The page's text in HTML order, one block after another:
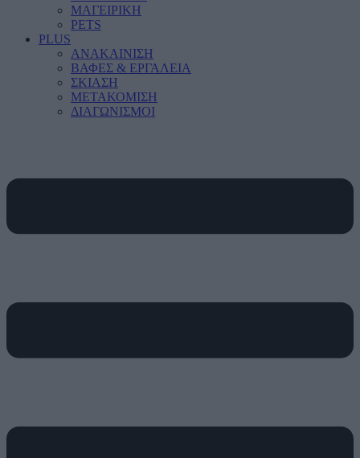
ΜΑΓΕΙΡΙΚΗ
PETS
PLUS
ΑΝΑΚΑΙΝΙΣΗ
ΒΑΦΕΣ & ΕΡΓΑΛΕΙΑ
ΣΚΙΑΣΗ
ΜΕΤΑΚΟΜΙΣΗ
ΔΙΑΓΩΝΙΣΜΟΙ